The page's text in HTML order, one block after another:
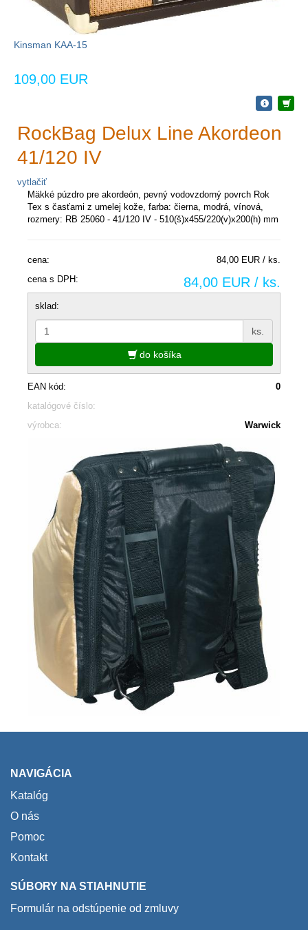
Kinsman KAA-15
109,00 EUR
RockBag Delux Line Akordeon
41/120 IV
vytlačiť
Mäkké púzdro pre akordeón, pevný vodovzdorný povrch Rok
Tex s časťami z umelej kože, farba: čierna, modrá, vínová,
rozmery: RB 25060 - 41/120 IV - 510(š)x455/220(v)x200(h) mm
cena:
84,00 EUR / ks.
cena s DPH:
84,00 EUR / ks.
sklad:
ks.
do košíka
EAN kód:
0
katalógové číslo:
výrobca:
Warwick
NAVIGÁCIA
Katalóg
O nás
Pomoc
Kontakt
SÚBORY NA STIAHNUTIE
Formulár na odstúpenie od zmluvy